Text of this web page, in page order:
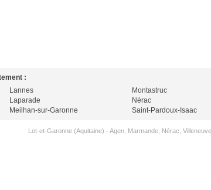
:
Lannes
Laparade
Meilhan-sur-Garonne
Montastruc
Nérac
Saint-Pardoux-Isaac
Lot-et-Garonne (Aquitaine) - Agen Marmande Nérac